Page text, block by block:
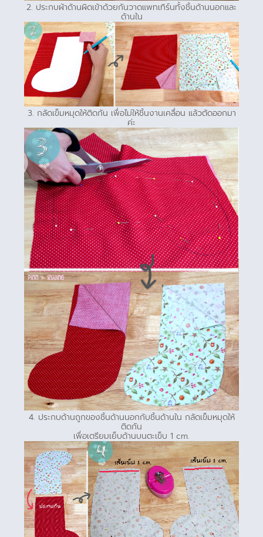
2. ประกบผ้าด้านผิดเข้าด้วยกันวาดแพทเทิร์นทั้งชิ้นด้านนอกและ
ด้านใน
3. กลัดเข็มหมุดให้ติดกัน เพื่อไม่ให้ชิ้นงานเคลื่อน แล้วตัดออกมา
ค่ะ
4. ประกบด้านถูกของชิ้นด้านนอกกับชิ้นด้านใน กลัดเข็มหมุดให้
ติดกัน
เพื่อเตรียมเย็บด้านบนตะเข็บ 1 cm.